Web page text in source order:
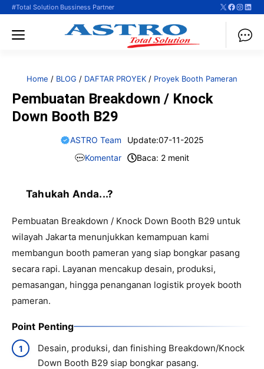
Langsung
#Total Solution Bussiness Partner X
Menu
Home / BLOG / DAFTAR PROYEK / Proyek Booth Pameran
Pembuatan Breakdown / Knock
Down Booth B29
ASTRO Team Update:07-11-2025
Komentar
Baca: 2 menit
Tahukah Anda...?
Pembuatan Breakdown / Knock Down Booth B29 untuk
wilayah Jakarta menunjukkan kemampuan kami
membangun booth pameran yang siap bongkar pasang
secara rapi. Layanan mencakup desain, produksi,
pemasangan, hingga penanganan logistik proyek booth
pameran.
Point Penting
Desain, produksi, dan finishing Breakdown/Knock
Down Booth B29 siap bongkar pasang.